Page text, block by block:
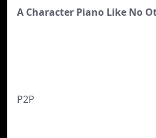
A Character Piano Like No
P2P